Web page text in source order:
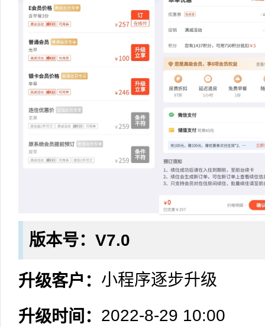
版本号：V7.0
升级客户： 小程序逐步升级
升级时间： 2022-8-29 10:00